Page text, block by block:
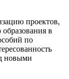
проектов,
в
по
новыми